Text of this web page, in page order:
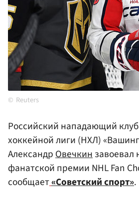
Reuters
Российский нападающий
хоккейной лиги (НХЛ)
АлександрОвечкинзавоевал
фанатской премии NHL Fan
сообщает«Советский спорт».